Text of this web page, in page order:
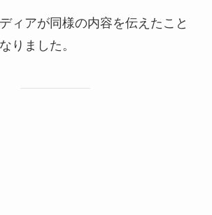
ィアが同様の内容を伝えたこと
りました。